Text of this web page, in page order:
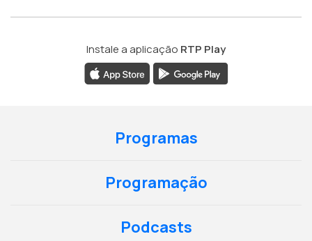
Instale a aplicação RTP Play
Programas
Programação
Podcasts